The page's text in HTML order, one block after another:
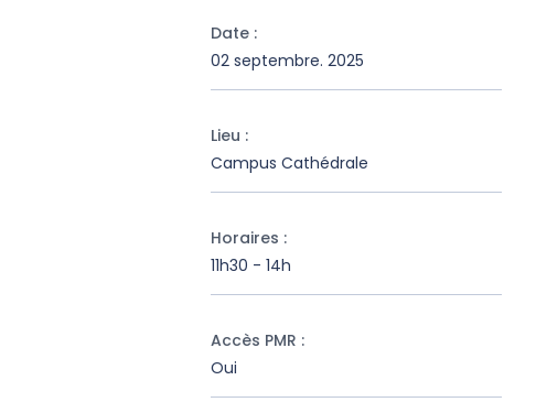
Date:
02 septembre. 2025
Lieu :
Campus Cathédrale
Horaires :
11h30 - 14h
Accès PMR :
Oui